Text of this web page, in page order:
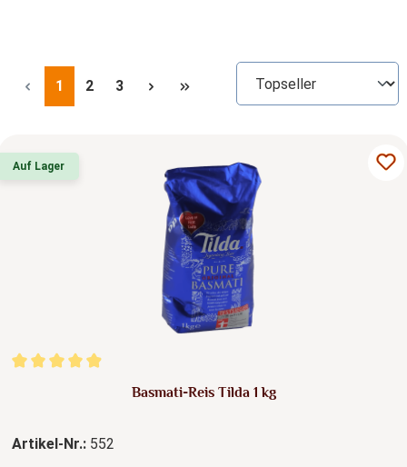
Seite
1 Seite
2 Seite
3
Auf Lager
Durchschnittliche Bewertung von 4.89 von 5 Sternen
Basmati-Reis Tilda 1 kg
Artikel-Nr.: 552